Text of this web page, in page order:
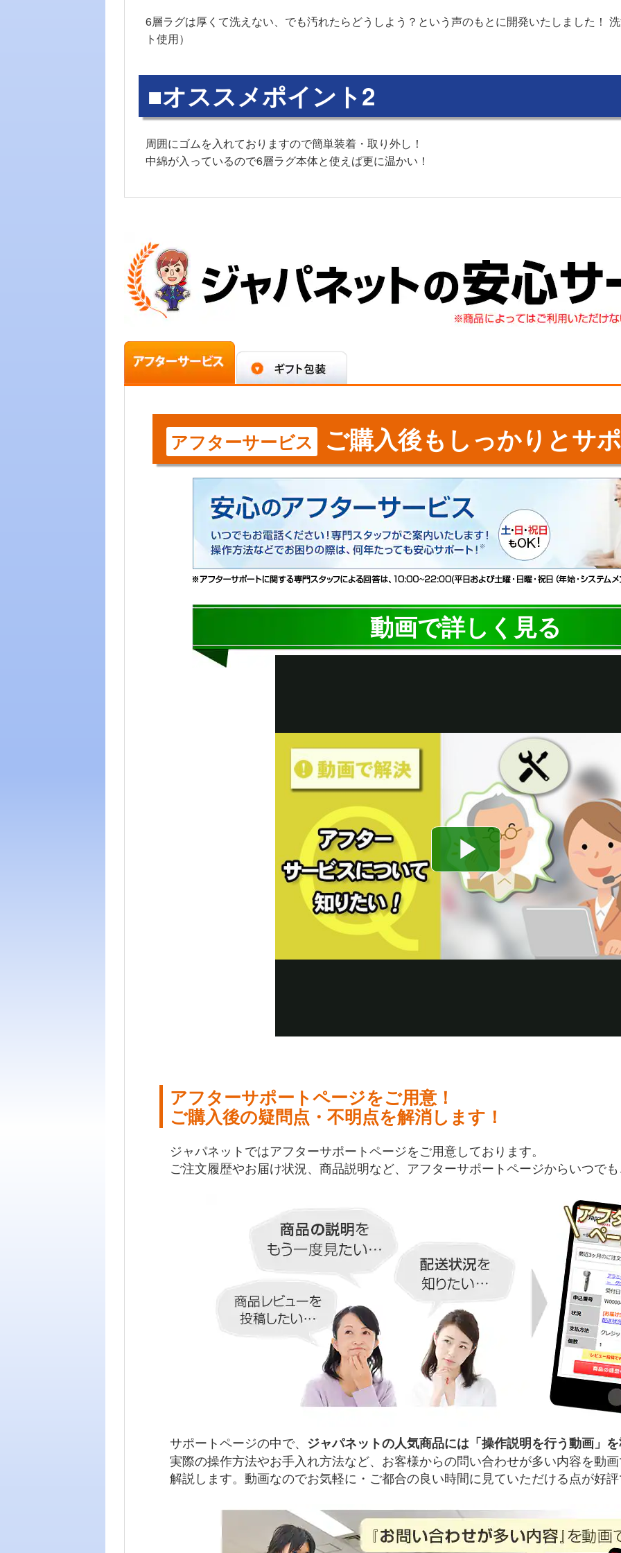
6層ラグは厚くて洗えない、でも汚れたらどうしよう？という声のもとに開発いたしました！
ト使用）
■オススメポイント2
周囲にゴムを入れておりますので簡単装着・取り外し！
中綿が入っているので6層ラグ本体と使えば更に温かい！
アフターサービス ご購入後もしっかりとサ
動画で詳しく見る
アフターサポートページをご用意！
ご購入後の疑問点・不明点を解消します！
ジャパネットではアフターサポートページをご用意しております。
ご注文履歴やお届け状況、商品説明など、アフターサポートページからいつで
サポートページの中で、 ジャパネットの人気商品には「操作説明を行う動画」
実際の操作方法やお手入れ方法など、お客様からの問い合わせが多い内容を動
解説します。動画なのでお気軽に・ご都合の良い時間に見ていただける点が好